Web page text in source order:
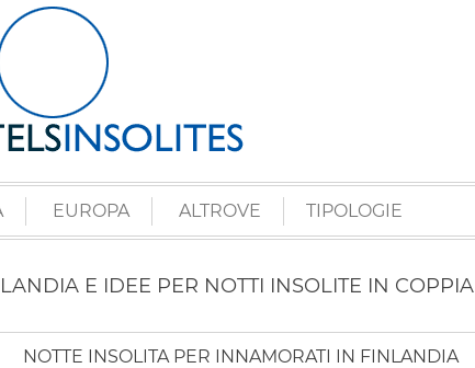
EUROPA ALTROVE TIPOLOGIE
E IDEE PER NOTTI INSOLITE IN COPPIA
NOTTE INSOLITA PER INNAMORATI IN FINLANDIA